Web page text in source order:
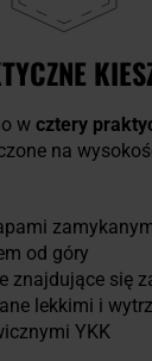
w cztery
na
od góry
znajdujące się
lekkimi i
YKK